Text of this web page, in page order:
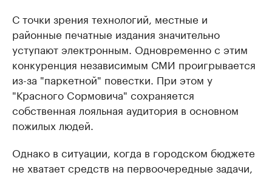
С точки зрения технологий, местные и
районные печатные издания значительно
уступают электронным. Одновременно с этим
конкуренция независимым СМИ проигрывается
из-за "паркетной" повестки. При этом у
"Красного Cормовича" сохраняется
собственная лояльная аудитория в основном
пожилых людей.
Однако в ситуации, когда в городском бюджете
не хватает средств на первоочередные задачи,